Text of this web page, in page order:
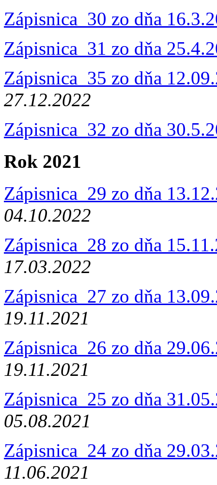
Zápisnica_30 zo dňa
Zápisnica_31 zo dňa
Zápisnica_35 zo dňa
27.12.2022
Zápisnica_32 zo dňa
Rok 2021
Zápisnica_29 zo dňa
04.10.2022
Zápisnica_28 zo dňa
17.03.2022
Zápisnica_27 zo dňa
19.11.2021
Zápisnica_26 zo dňa
19.11.2021
Zápisnica_25 zo dňa
05.08.2021
Zápisnica_24 zo dňa
11.06.2021